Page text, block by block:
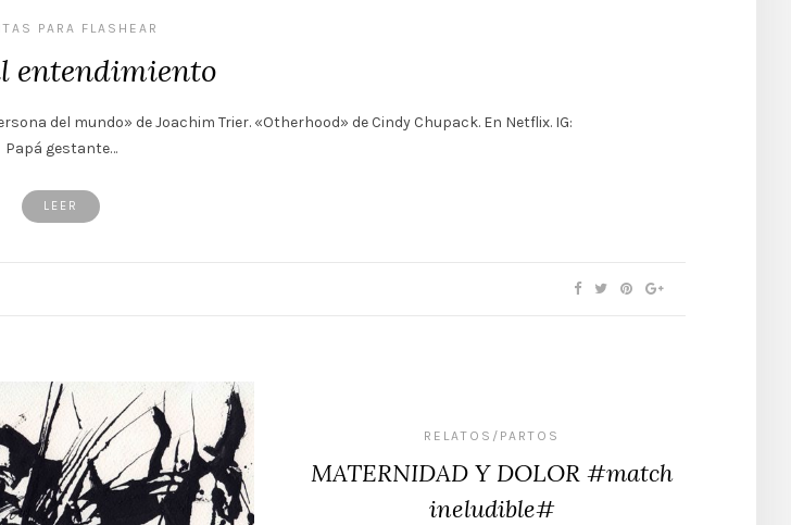
PARA FLASHEAR
entendimiento
del mundo» de Joachim Trier. «Otherhood» de Cindy Chupack. En Netflix. IG:
Papá gestante…
LEER
RELATOS/PARTOS
MATERNIDAD Y DOLOR #match
ineludible#